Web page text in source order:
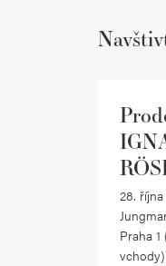
28.
Praha
vchody)